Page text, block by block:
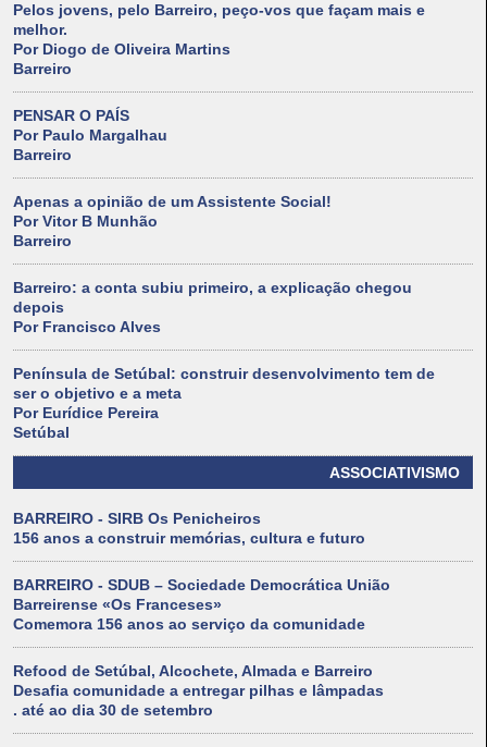
Pelos jovens, pelo Barreiro, peço-vos que façam mais e
melhor.
Por Diogo de Oliveira Martins
Barreiro
PENSAR O PAÍS
Por Paulo Margalhau
Barreiro
Apenas a opinião de um Assistente Social!
Por Vitor B Munhão
Barreiro
Barreiro: a conta subiu primeiro, a explicação chegou
depois
Por Francisco Alves
Península de Setúbal: construir desenvolvimento tem de
ser o objetivo e a meta
Por Eurídice Pereira
Setúbal
ASSOCIATIVISMO
BARREIRO - SIRB Os Penicheiros
156 anos a construir memórias, cultura e futuro
BARREIRO - SDUB – Sociedade Democrática União
Barreirense «Os Franceses»
Comemora 156 anos ao serviço da comunidade
Refood de Setúbal, Alcochete, Almada e Barreiro
Desafia comunidade a entregar pilhas e lâmpadas
. até ao dia 30 de setembro